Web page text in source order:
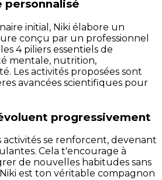
personnalisé
initial, Niki élabore un
conçu par un professionnel
4 piliers essentiels de
mentale, nutrition,
Les activités proposées sont
avancées scientifiques pour
progressivement
activités se renforcent, devenant
Cela t'encourage à
de nouvelles habitudes sans
est ton véritable compagnon